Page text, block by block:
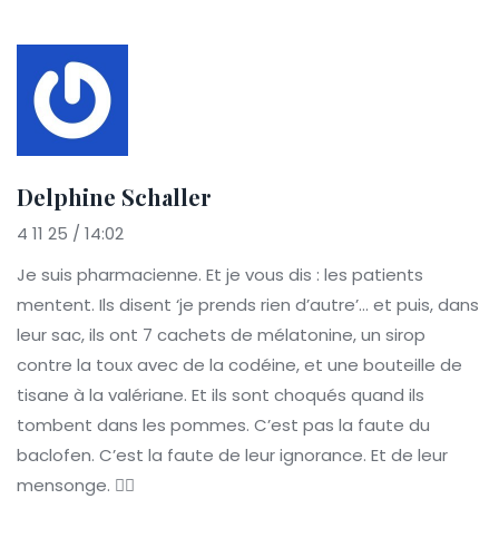
Delphine Schaller
4 11 25 / 14:02
Je suis pharmacienne. Et je vous dis : les patients
mentent. Ils disent ‘je prends rien d’autre’… et puis, dans
leur sac, ils ont 7 cachets de mélatonine, un sirop
contre la toux avec de la codéine, et une bouteille de
tisane à la valériane. Et ils sont choqués quand ils
tombent dans les pommes. C’est pas la faute du
baclofen. C’est la faute de leur ignorance. Et de leur
mensonge. 🤦‍♀️